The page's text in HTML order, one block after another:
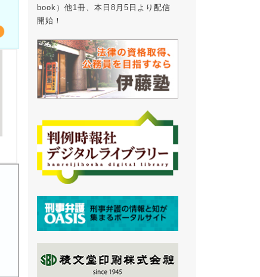
book）他1冊、本日8月5日より配信
開始！